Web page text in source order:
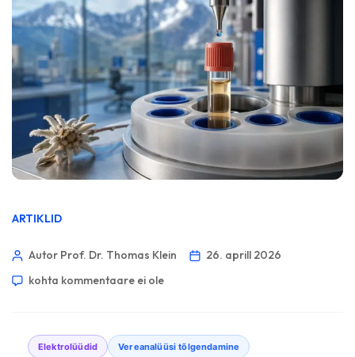
ARTIKLID
Autor Prof. Dr. Thomas Klein
26. aprill 2026
kohta kommentaare ei ole
Elektrolüüdid Vereanalüüsi tõlgendamine